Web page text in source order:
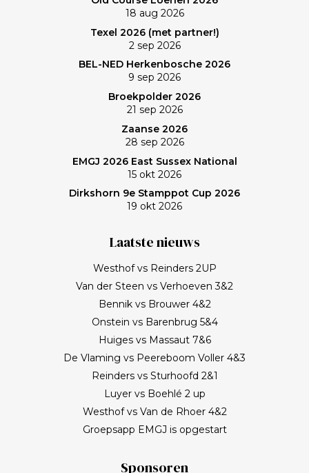
memorabele ronde en de waanzinnige slagen van
Frank zullen mij nog lang bijblijven. Topgast, topdag!
Frank, bedankt!
18 aug 2026
Texel 2026 (met partner!)
2 sep 2026
BEL-NED Herkenbosche 2026
9 sep 2026
Broekpolder 2026
21 sep 2026
Zaanse 2026
28 sep 2026
EMGJ 2026 East Sussex National
15 okt 2026
Dirkshorn 9e Stamppot Cup 2026
19 okt 2026
Laatste nieuws
Westhof vs Reinders 2UP
Van der Steen vs Verhoeven 3&2
Bennik vs Brouwer 4&2
Onstein vs Barenbrug 5&4
Huiges vs Massaut 7&6
De Vlaming vs Peereboom Voller 4&3
Reinders vs Sturhoofd 2&1
Luyer vs Boehlé 2 up
Westhof vs Van de Rhoer 4&2
Groepsapp EMGJ is opgestart
Sponsoren